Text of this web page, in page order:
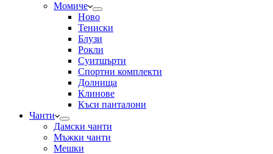
Момиче
Ново
Тениски
Блузи
Рокли
Суитшърти
Спортни комплекти
Долнища
Клинове
Къси панталони
Чанти
Дамски чанти
Мъжки чанти
Мешки